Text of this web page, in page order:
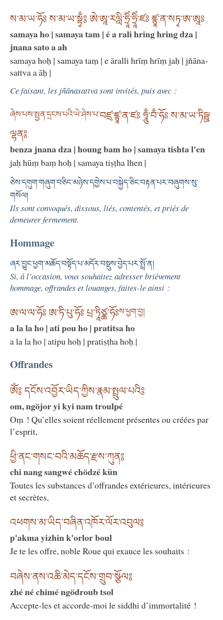
ས་མ་ཡ་ཧོཿ ས་མ་ཡ་སྟྭྃ༔ ཨེ་ཨཱ་རལླི་ཧྲཱིཾ་ཧྲཱིཾ་ཛཿ ཛྙཱ་ན་སཏྭ་ཨ་ཨཱཿ
samaya ho | samaya tam | é a rali hring hring dza |
jnana sato a ah
samaya hoḥ | samaya taṃ | e āralli hrīṃ hrīṃ jaḥ | jñāna-
sattva a āḥ |
Ce faisant, les jñānasattva sont invités, puis avec :
ཞེས་པས་སྤྱན་དྲངས་པའི་ཡེ་ཤེས་པ་བཛྲ་ཛྙཱ་ན་ཛཿ ཧཱུྃ་བྃ་ཧོཿ ས་མ་ཡ་ཏིཥྛ་
ལྷན༔
benza jnana dza | houng bam ho | samaya tishta l'en
jaḥ hūṃ baṃ hoḥ | samaya tiṣṭha lhen |
ཅེས་དགུག་གཞུག་བཅིང་མཉེས་དགྱེས་པ་བསྐྱེད་ཅིང་བརྟན་པར་བཞུགས་སུ་
གསོལ།
Ils sont convoqués, dissous, liés, contentés, et priés de
demeurer fermement.
Hommage
ཞར་བྱུང་ཕྱག་མཆོད་བསྟོད་པ་མདོར་བསྡུས་བྱེད་པར་སྤྲོ་ན།
Si, à l’occasion, vous souhaitez adresser brièvement
hommage, offrandes et louanges, faites-le ainsi :
ཨ་ལ་ལ་ཧོཿ ཨ་ཏི་པུ་ཧོཿ པྲ་ཏཱིཙྪ་ཧོཿས་ཕྱག་བྱ།
a la la ho | ati pou ho | pratitsa ho
a la la ho | atipu hoḥ | pratiṣṭha hoḥ |
Offrandes
ཨོཾ༔ དངོས་འབྱོར་ཡིད་ཀྱིས་རྣམ་སྤྲུལ་པའི༔
om, ngöjor yi kyi nam troulpé
Oṃ ! Qu’elles soient réellement présentes ou créées par
l’esprit,
ཕྱི་ནང་གསང་བའི་མཆོད་རྫས་ཀུན༔
chi nang sangwé chödzé kün
Toutes les substances d’offrandes extérieures, intérieures
et secrètes,
འཕགས་མ་ཡིད་བཞིན་འཁོར་ལོར་འབུལ༔
p'akma yizhin k'orlor boul
Je te les offre, noble Roue qui exauce les souhaits :
བཞེས་ནས་འཆི་མེད་དངོས་གྲུབ་སྩོལ༔
zhé né chimé ngödroub tsol
Accepte-les et accorde-moi le siddhi d’immortalité !